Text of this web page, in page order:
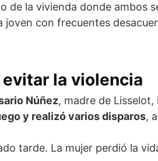
de la vivienda donde ambos
con frecuentes
la violencia
Núñez, madre de
y realizó varios disparos,
tarde. La mujer perdió la